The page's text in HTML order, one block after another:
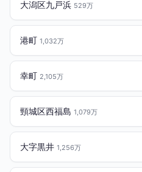
大潟区九戸浜 529万
港町 1,032万
幸町 2,105万
頸城区西福島 1,079万
大字黒井 1,256万